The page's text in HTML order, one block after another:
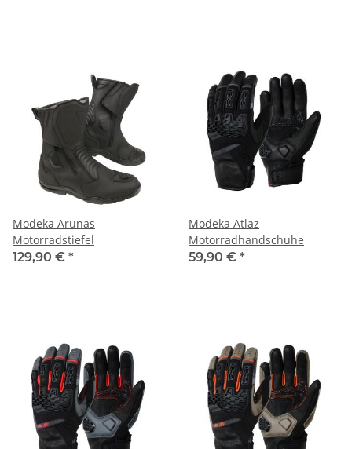
Modeka Arunas
Motorradstiefel
129,90 € *
Modeka Atlaz
Motorradhandschuhe
59,90 € *